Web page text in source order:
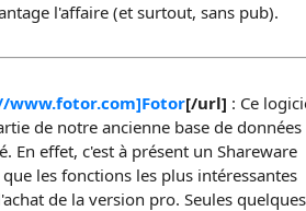
l'affaire (et surtout, sans pub).
www.fotor.com]Fotor[/url] : Ce
de notre ancienne base de données
En effet, c'est à présent un Shareware
les fonctions les plus intéressantes
de la version pro. Seules quelques